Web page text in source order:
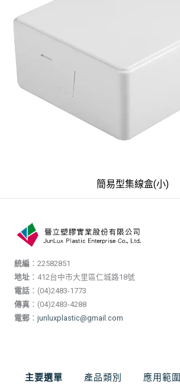
簡易型集線盒(小)
統編 ：22582851
地址 ：412台中市大里區仁城路18號
電話 ：(04)2483-1773
傳真 ：(04)2483-4288
電郵 ： junluxplastic@gmail.com
主要選單 產品類別 應用範圍